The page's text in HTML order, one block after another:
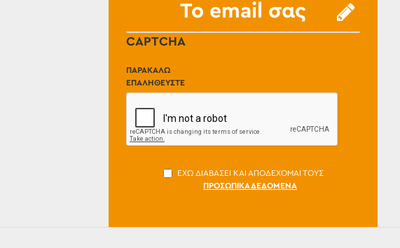
CAPTCHA
ΠΑΡΑΚΑΛΏ
ΕΠΑΛΗΘΕΎΣΤΕ
ΈΧΩ ΔΙΑΒΆΣΕΙ ΚΑΙ ΑΠΟΔΈΧΟΜΑΙ ΤΟΥΣ
ΠΡΟΣΩΠΙΚΆ ΔΕΔΟΜΈΝΑ